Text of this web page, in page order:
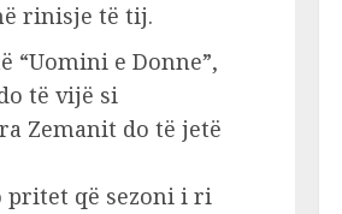
rinisje të tij.
e Donne”,
të vijë si
Zemanit do të jetë
që sezoni i ri